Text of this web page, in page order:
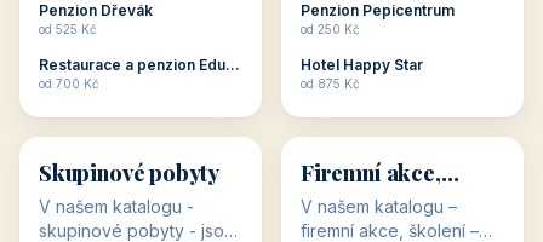
Romantické ...
Penzion Dřevák
od 525 Kč
Restaurace a penzion Eduard
od 700 Kč
Penzion Pepicentrum
od 250 Kč
Hotel Happy Star
od 875 Kč
👥
👥
32 objektů
Skupinové pobyty
V našem katalogu -
skupinové pobyty - jsou
💼
💼
31 objektů
Firemní akce,
školení
V našem katalogu –
firemní akce, školení –